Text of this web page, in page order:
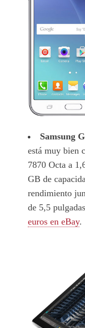
Samsung
está muy bien
7870 Octa a
GB de
rendimiento
de 5,5
euros en eBay.